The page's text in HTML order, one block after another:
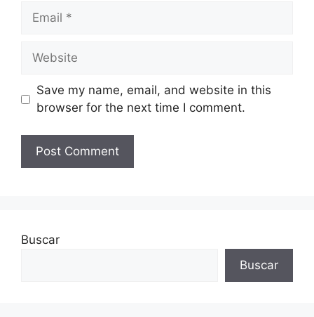
Email
Website
Save my name, email, and website in this
browser for the next time I comment.
Buscar
Buscar